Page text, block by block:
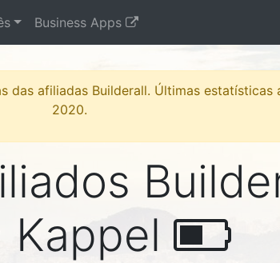
Business Apps
das afiliadas Builderall. Últimas
2020.
Kappel